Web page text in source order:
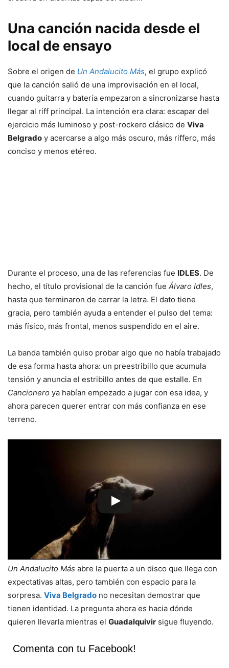
Una canción nacida desde el
local de ensayo
Sobre el origen de Un Andalucito Más, el grupo explicó
que la canción salió de una improvisación en el local,
cuando guitarra y batería empezaron a sincronizarse hasta
llegar al riff principal. La intención era clara: escapar del
ejercicio más luminoso y post-rockero clásico de Viva
Belgrado y acercarse a algo más oscuro, más riffero, más
conciso y menos etéreo.
Durante el proceso, una de las referencias fue IDLES. De
hecho, el título provisional de la canción fue Álvaro Idles,
hasta que terminaron de cerrar la letra. El dato tiene
gracia, pero también ayuda a entender el pulso del tema:
más físico, más frontal, menos suspendido en el aire.
La banda también quiso probar algo que no había trabajado
de esa forma hasta ahora: un preestribillo que acumula
tensión y anuncia el estribillo antes de que estalle. En
Cancionero ya habían empezado a jugar con esa idea, y
ahora parecen querer entrar con más confianza en ese
terreno.
Un Andalucito Más abre la puerta a un disco que llega con
expectativas altas, pero también con espacio para la
sorpresa. Viva Belgrado no necesitan demostrar que
tienen identidad. La pregunta ahora es hacia dónde
quieren llevarla mientras el Guadalquivir sigue fluyendo.
Comenta con tu Facebook!